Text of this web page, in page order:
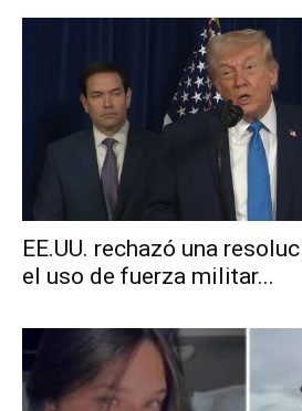
EE.UU. rechazó una
el uso de fuerza militar...